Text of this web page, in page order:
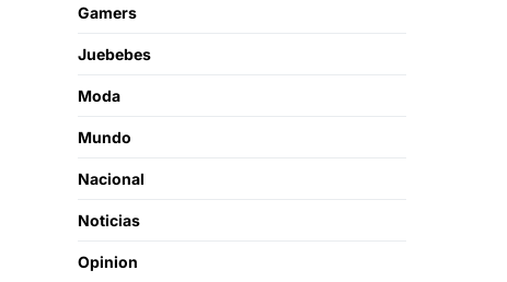
Gamers
Juebebes
Moda
Mundo
Nacional
Noticias
Opinion